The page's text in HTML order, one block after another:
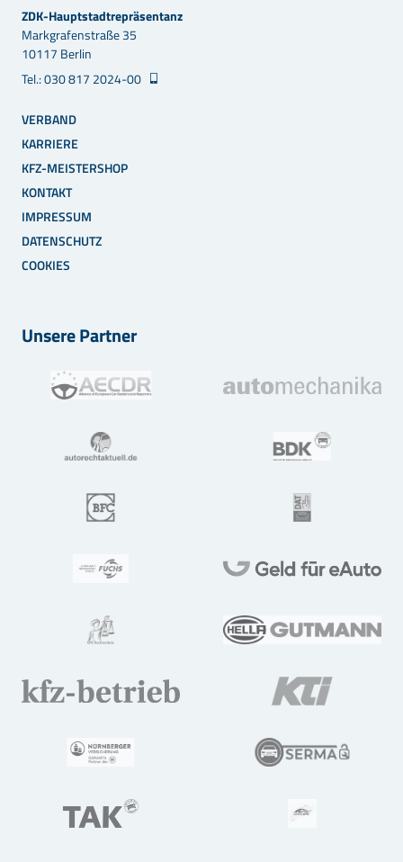
ZDK-Hauptstadtrepräsentanz
Markgrafenstraße 35
10117 Berlin
Tel.: 030 817 2024-00
VERBAND
KARRIERE
KFZ-MEISTERSHOP
KONTAKT
IMPRESSUM
DATENSCHUTZ
COOKIES
Unsere Partner